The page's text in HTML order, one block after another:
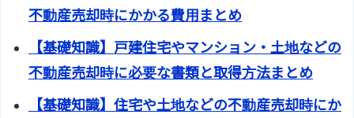
不動産売却時にかかる費用まとめ
【基礎知識】戸建住宅やマンション・土地などの
不動産売却時に必要な書類と取得方法まとめ
【基礎知識】住宅や土地などの不動産売却時にか